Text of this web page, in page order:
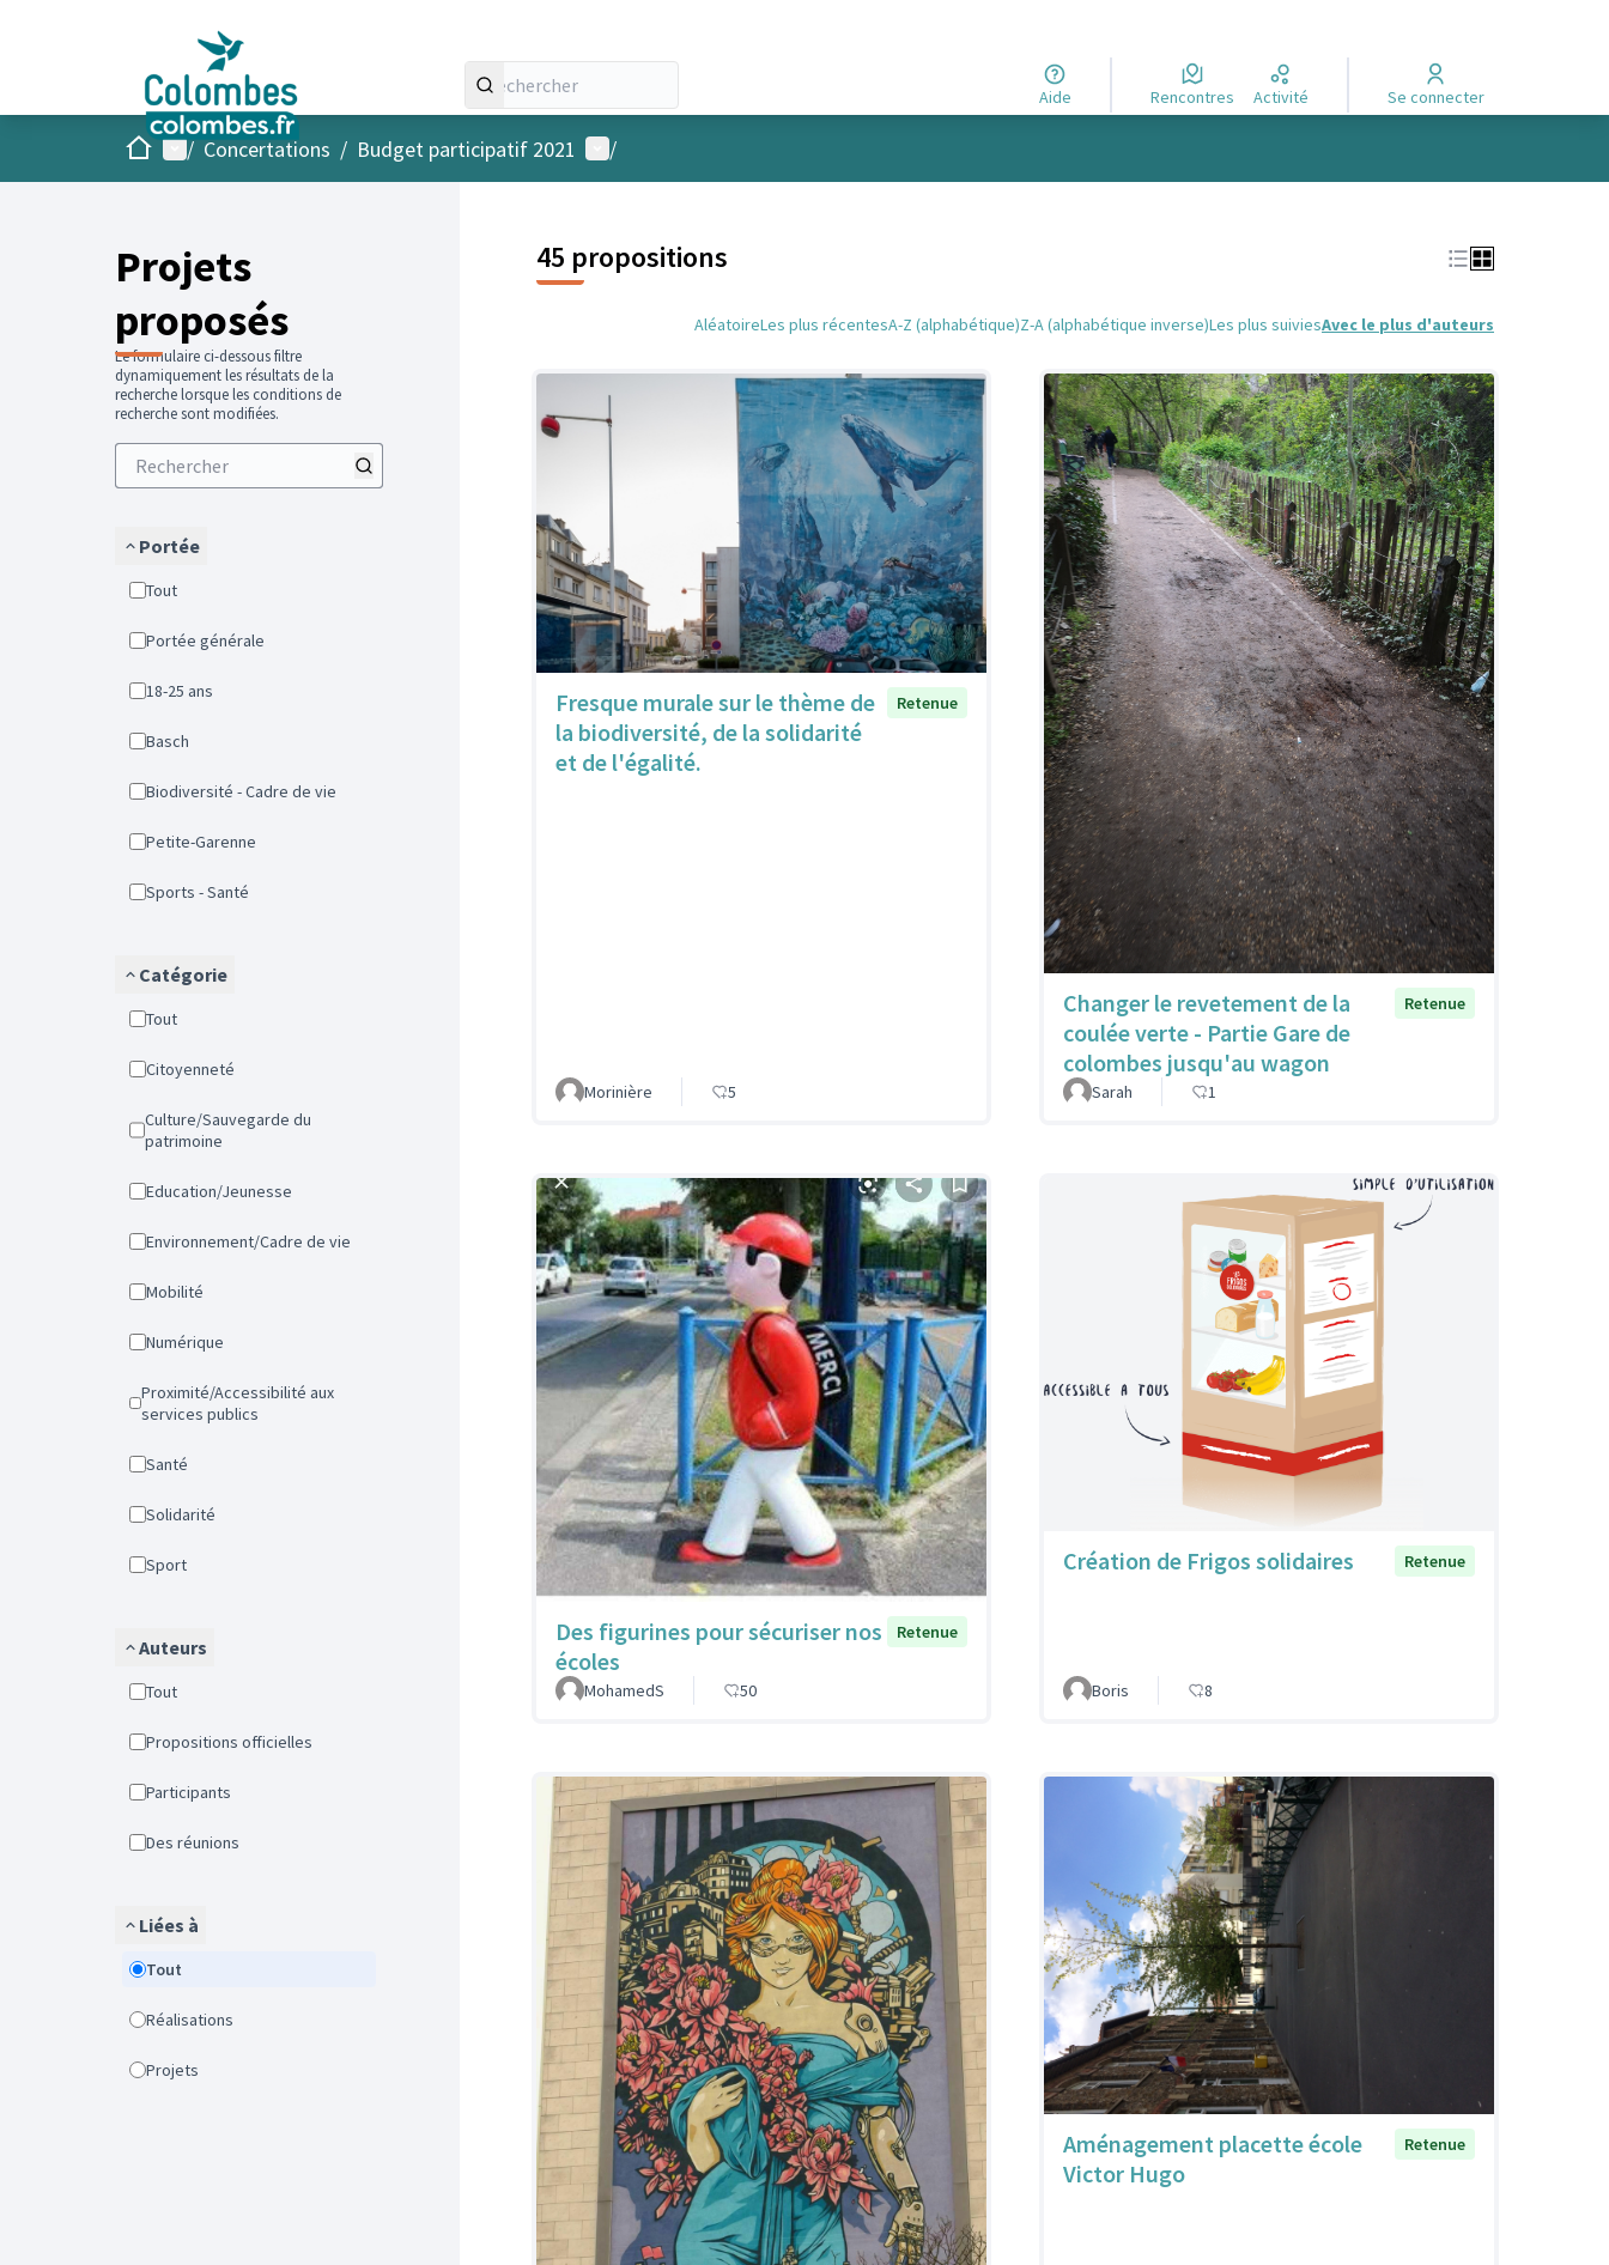
Aide Rencontres Activité Se connecter
AccueilMenu principal
/ Concertations / Budget participatif 2021 Menu utilisateur
/
Projets
proposés
Le formulaire ci-dessous filtre
dynamiquement les résultats de la
recherche lorsque les conditions de
recherche sont modifiées.
Portée
Tout
Portée générale
18-25 ans
Basch
Biodiversité - Cadre de vie
Petite-Garenne
Sports - Santé
Catégorie
Tout
Citoyenneté
Culture/Sauvegarde du
patrimoine
Education/Jeunesse
Environnement/Cadre de vie
Mobilité
Numérique
Proximité/Accessibilité aux
services publics
Santé
Solidarité
Sport
Auteurs
Tout
Propositions officielles
Participants
Des réunions
Liées à
Tout
Réalisations
Projets
45 propositions
AléatoireLes plus récentesA-Z (alphabétique)Z-A (alphabétique inverse)Les plus suiviesAvec le plus d'auteurs
Fresque murale sur le thème de
la biodiversité, de la solidarité
et de l'égalité.
Retenue
Morinière 5
Changer le revetement de la
coulée verte - Partie Gare de
colombes jusqu'au wagon
Retenue
Sarah 1
Des figurines pour sécuriser nos
écoles
Retenue
MohamedS 50
Création de Frigos solidaires Retenue
Boris 8
Aménagement placette école
Victor Hugo
Retenue